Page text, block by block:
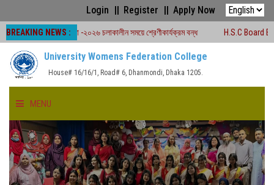
Login Register Apply Now
BREAKING NEWS :
পরীক্ষা -২০২৬ চলাকালীন সময়ে শ্রেণীকার্যক্রম বন্ধ H.S.C Board Exam Seat
University Womens Federation College
House# 16/16/1, Road# 6, Dhanmondi, Dhaka 1205.
MENU
HOME
ABOUT US